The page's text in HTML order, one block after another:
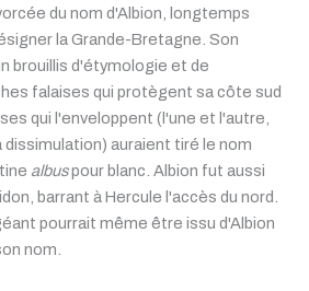
du nom d'Albion, longtemps
la Grande-Bretagne. Son
brouillis d'étymologie et de
falaises qui protègent sa côte sud
qui l'enveloppent (l'une et l'autre,
auraient tiré le nom
albuspour blanc. Albion fut aussi
barrant à Hercule l'accès du nord.
pourrait même être issu d'Albion
nom.